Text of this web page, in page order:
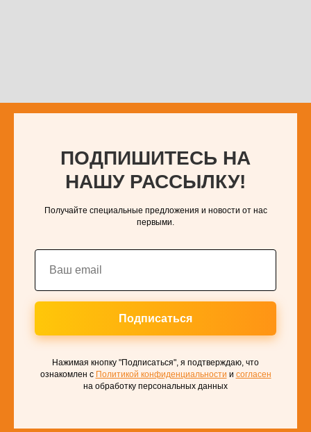
ПОДПИШИТЕСЬ НА
НАШУ РАССЫЛКУ!
Получайте специальные предложения и новости от нас
первыми.
Подписаться
Нажимая кнопку "Подписаться", я подтверждаю, что
ознакомлен с Политикой конфиденциальности и согласен
на обработку персональных данных